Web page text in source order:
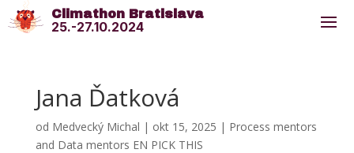
Climathon Bratislava
25.-27.10.2024
Jana Ďatková
od Medvecký Michal | okt 15, 2025 | Process mentors
and Data mentors EN PICK THIS